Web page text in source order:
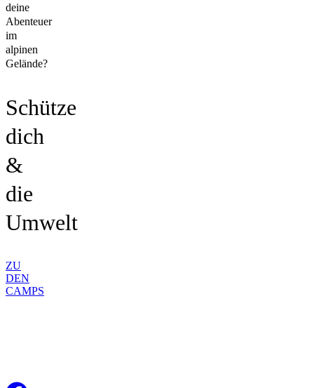
deine
Abenteuer
im
alpinen
Gelände?
Schütze
dich
&
die
Umwelt
ZU
DEN
CAMPS